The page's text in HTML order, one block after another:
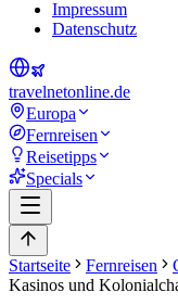
Impressum
Datenschutz
travelnetonline.de
Europa
Fernreisen
Reisetipps
Specials
Startseite Fernreisen
Kasinos und